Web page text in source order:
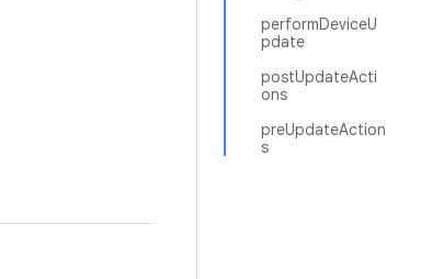
performDeviceU
pdate
postUpdateActi
ons
preUpdateAction
s